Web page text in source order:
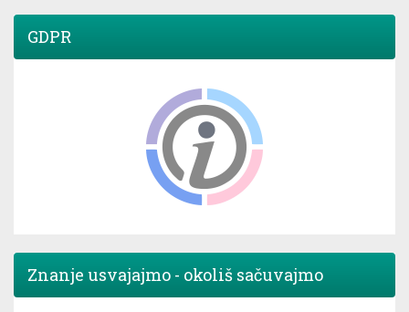
GDPR
Znanje usvajajmo - okoliš sačuvajmo